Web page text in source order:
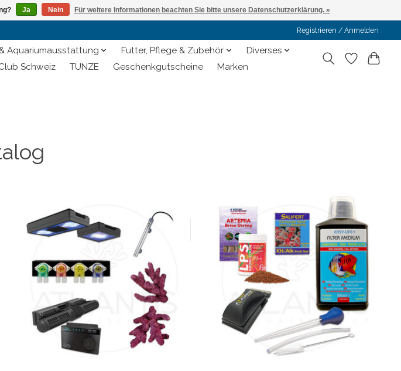
Registrieren / Anmelden
Aquariumausstattung Futter, Pflege & Zubehör
Diverses
Schweiz TUNZE Geschenkgutscheine Marken
Ja Nein Für weitere Informationen beachten Sie bitte unsere Datenschutzerklärung. »